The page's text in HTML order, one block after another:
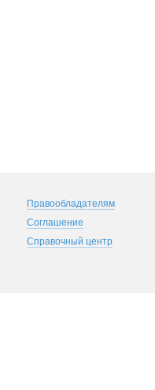
Правообладателям
Соглашение
Справочный центр